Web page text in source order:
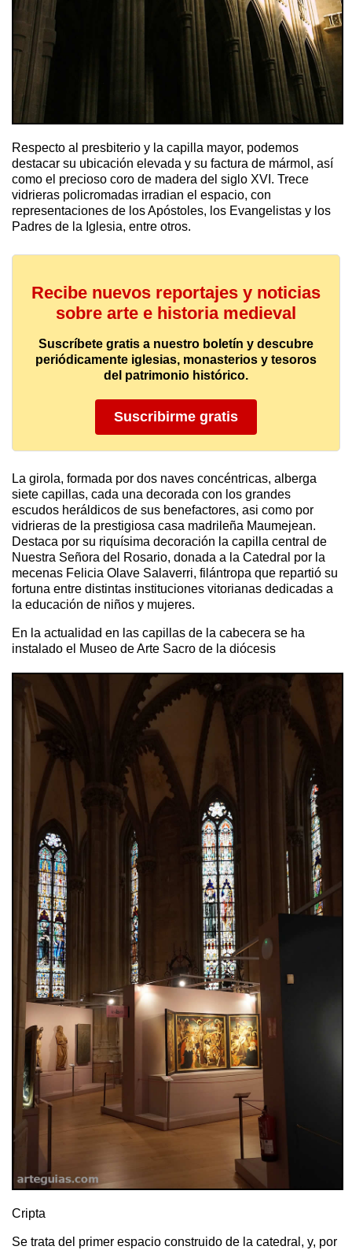
Respecto al presbiterio y la capilla mayor, podemos
destacar su ubicación elevada y su factura de mármol, así
como el precioso coro de madera del siglo XVI. Trece
vidrieras policromadas irradian el espacio, con
representaciones de los Apóstoles, los Evangelistas y los
Padres de la Iglesia, entre otros.
Recibe nuevos reportajes y noticias
sobre arte e historia medieval
Suscríbete gratis a nuestro boletín y descubre
periódicamente iglesias, monasterios y tesoros
del patrimonio histórico.
Suscribirme gratis
La girola, formada por dos naves concéntricas, alberga
siete capillas, cada una decorada con los grandes
escudos heráldicos de sus benefactores, asi como por
vidrieras de la prestigiosa casa madrileña Maumejean.
Destaca por su riquísima decoración la capilla central de
Nuestra Señora del Rosario, donada a la Catedral por la
mecenas Felicia Olave Salaverri, filántropa que repartió su
fortuna entre distintas instituciones vitorianas dedicadas a
la educación de niños y mujeres.
En la actualidad en las capillas de la cabecera se ha
instalado el Museo de Arte Sacro de la diócesis
Cripta
Se trata del primer espacio construido de la catedral, y, por